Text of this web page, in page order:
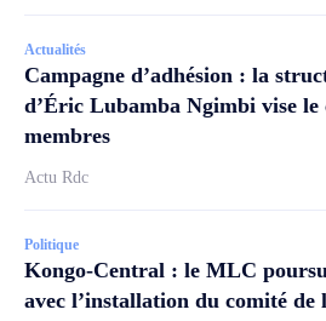
Actualités
Campagne d’adhésion : la
d’Éric Lubamba Ngimbi vise le
membres
Actu Rdc
Politique
Kongo-Central : le MLC
avec l’installation du comité de